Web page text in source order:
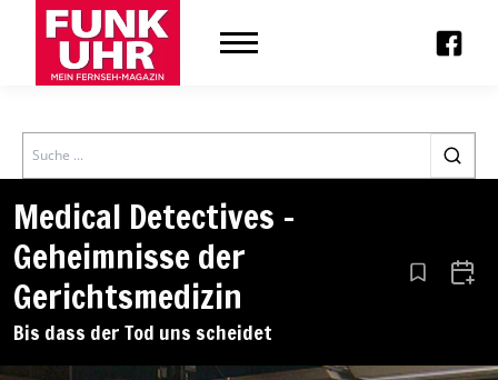
Search
Medical Detectives –
Geheimnisse der
Gerichtsmedizin
Bis dass der Tod uns scheidet
Aus den